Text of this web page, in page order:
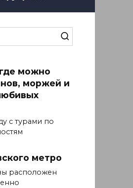
можно
моржей и
с турами по
метро
расположен